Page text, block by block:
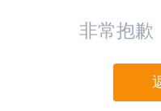
非常抱歉